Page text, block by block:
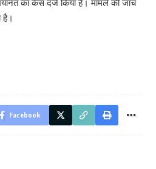
का केस दर्ज किया है। मामले की जांच
है।
Facebook